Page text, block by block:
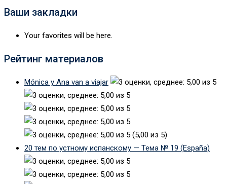
Ваши закладки
Your favorites will be here.
Рейтинг материалов
Mónica y Ana van a viajar
(5,00 из 5)
20 тем по устному испанскому — Тема № 19 (España)